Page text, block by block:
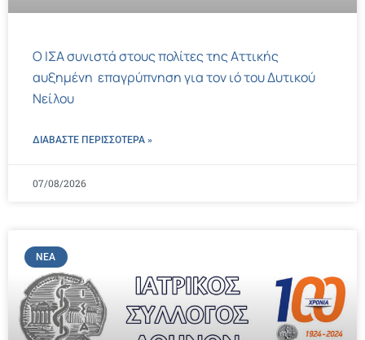
Ο ΙΣΑ συνιστά στους πολίτες της Αττικής
αυξημένη επαγρύπνηση για τον ιό του Δυτικού
Νείλου
ΔΙΑΒΑΣΤΕ ΠΕΡΙΣΣΌΤΕΡΑ »
07/08/2026
ΝΈΑ